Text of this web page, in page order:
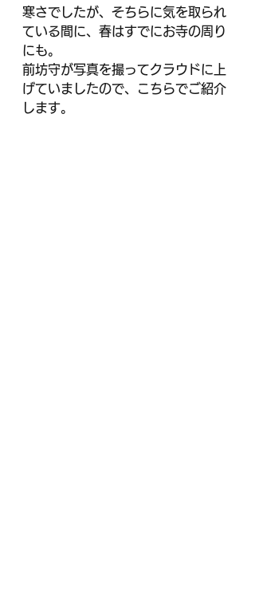
寒さでしたが、そちらに気を取られ
ている間に、春はすでにお寺の周り
にも。
前坊守が写真を撮ってクラウドに上
げていましたので、こちらでご紹介
します。